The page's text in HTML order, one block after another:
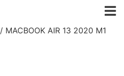
/ MACBOOK AIR 13 2020 M1